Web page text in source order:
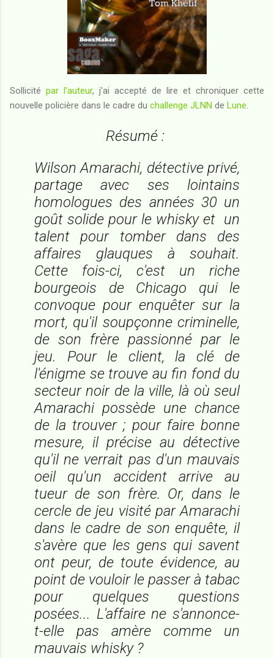
Sollicité par l'auteur, j'ai accepté de lire et chroniquer cette
nouvelle policière dans le cadre du challenge JLNN de Lune.
Résumé :
Wilson Amarachi, détective privé,
partage avec ses lointains
homologues des années 30 un
goût solide pour le whisky et un
talent pour tomber dans des
affaires glauques à souhait.
Cette fois-ci, c'est un riche
bourgeois de Chicago qui le
convoque pour enquêter sur la
mort, qu'il soupçonne criminelle,
de son frère passionné par le
jeu. Pour le client, la clé de
l'énigme se trouve au fin fond du
secteur noir de la ville, là où seul
Amarachi possède une chance
de la trouver ; pour faire bonne
mesure, il précise au détective
qu'il ne verrait pas d'un mauvais
oeil qu'un accident arrive au
tueur de son frère. Or, dans le
cercle de jeu visité par Amarachi
dans le cadre de son enquête, il
s'avère que les gens qui savent
ont peur, de toute évidence, au
point de vouloir le passer à tabac
pour quelques questions
posées... L'affaire ne s'annonce-
t-elle pas amère comme un
mauvais whisky ?